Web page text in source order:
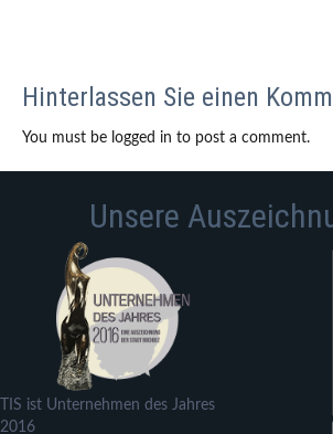
Hinterlassen Sie einen
You must be logged in to post a comment.
Unsere
TIS ist Unternehmen des Jahres
2016